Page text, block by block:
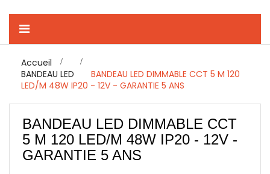
Basculer
la
navigation
Accueil
>
BANDEAU LED
BANDEAU LED DIMMABLE CCT 5 M 120
LED/M 48W IP20 - 12V - GARANTIE 5 ANS
BANDEAU LED DIMMABLE CCT
5 M 120 LED/M 48W IP20 - 12V -
GARANTIE 5 ANS